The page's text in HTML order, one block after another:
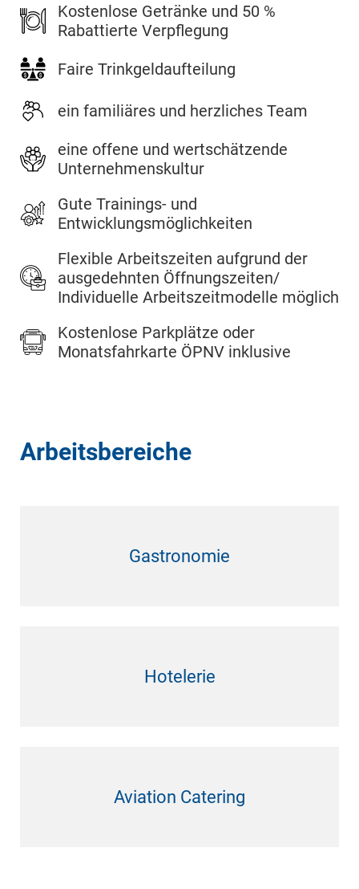
Kostenlose Getränke und 50 %
Rabattierte Verpflegung
Faire Trinkgeldaufteilung
ein familiäres und herzliches Team
eine offene und wertschätzende
Unternehmenskultur
Gute Trainings- und
Entwicklungsmöglichkeiten
Flexible Arbeitszeiten aufgrund der
ausgedehnten Öffnungszeiten/
Individuelle Arbeitszeitmodelle möglich
Kostenlose Parkplätze oder
Monatsfahrkarte ÖPNV inklusive
Arbeitsbereiche
Gastronomie
Hotelerie
Aviation Catering